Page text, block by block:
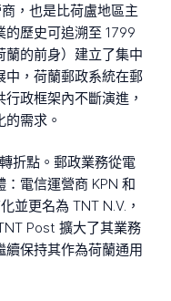
，也是比荷盧地區主
歷史可追溯至 1799
的前身）建立了集中
中，荷蘭郵政系統在郵
政框架內不斷演進，
需求。
折點。郵政業務從電
電信運營商 KPN 和
並更名為 TNT N.V.，
Post 擴大了其業務
保持其作為荷蘭通用